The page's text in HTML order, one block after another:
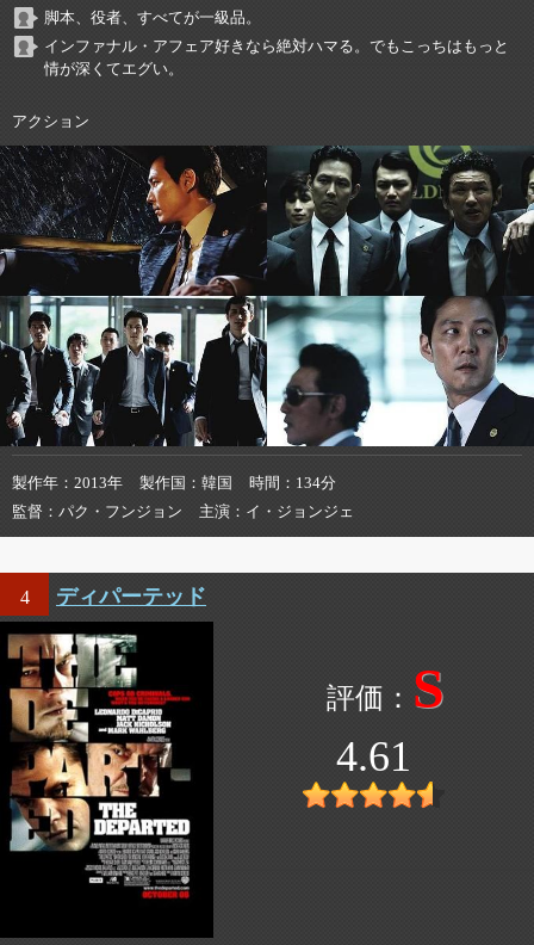
脚本、役者、すべてが一級品。
インファナル・アフェア好きなら絶対ハマる。でもこっちはもっと
情が深くてエグい。
アクション
製作年 2013年 製作国 韓国 時間
134分
監督
パク・フンジョン 主演 イ・ジョンジェ
4 ディパーテッド
S
4.61